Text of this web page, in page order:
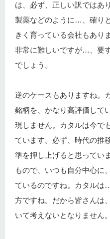
は、必ず、正しい訳ではあ
製薬などのように…、確り
きく育っている会社もあり
非常に難しいですが…、要
でしょう。
逆のケースもありますね。
銘柄を、かなり高評価して
現しません。カタルは今で
ています。必ず、時代の推
準を押し上げると思ってい
もので、いつも自分中心に
ているのですね。カタルは
方ですね。だから皆さんは
いて考えないとなりません。